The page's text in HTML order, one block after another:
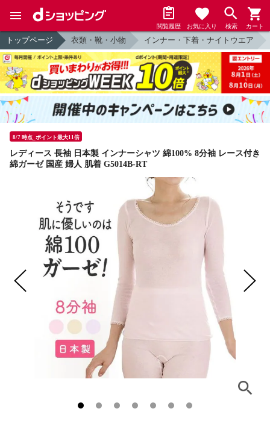
閲覧履歴 お気に入り 検索 カート
トップページ 衣類・靴・小物 インナー・下着・ナイトウエア
8/7 時点_ポイント最大11倍
レディース 長袖 日本製 インナーシャツ 綿100% 8分袖 レース付き
綿ガーゼ 国産 婦人 肌着 G5014B-RT